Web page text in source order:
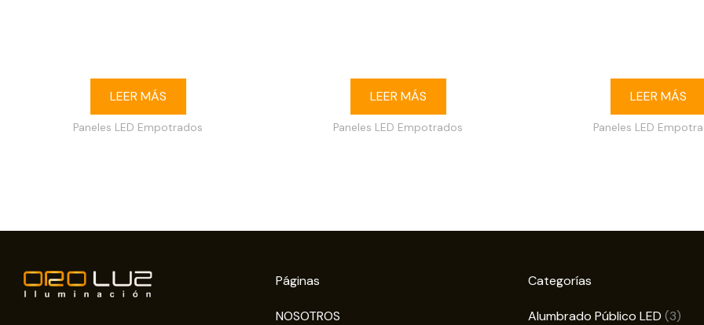
LEER MÁS
Paneles LED Empotrados
LEER MÁS
Paneles LED Empotrados
LEER MÁS
Paneles LED
Páginas
NOSOTROS
Categorías
Alumbrado Público LED 33